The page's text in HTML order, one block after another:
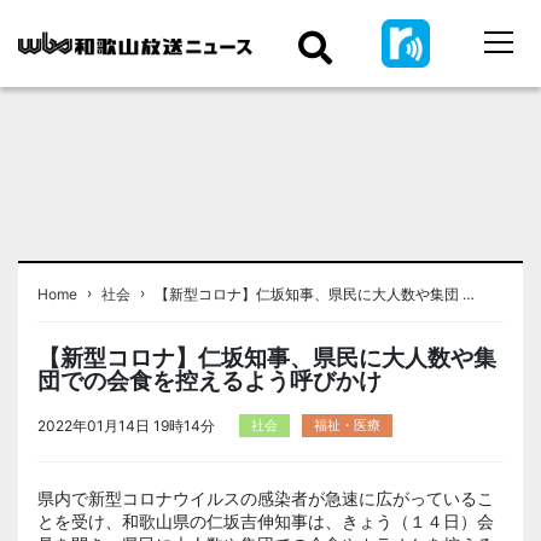
Home › 社会 › 【新型コロナ】仁坂知事、県民に大人数や集団 …
【新型コロナ】仁坂知事、県民に大人数や集
団での会食を控えるよう呼びかけ
2022年01月14日 19時14分 社会 福祉・医療
県内で新型コロナウイルスの感染者が急速に広がっているこ
とを受け、和歌山県の仁坂吉伸知事は、きょう（１４日）会